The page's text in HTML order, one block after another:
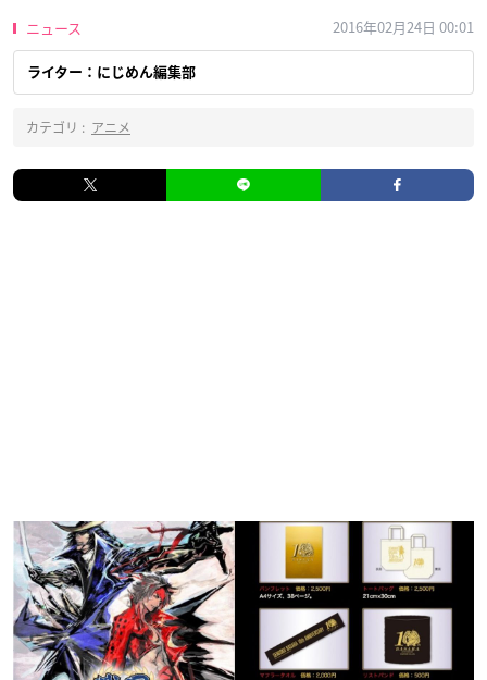
ニュース 2016年02月24日 00:01
ライター：にじめん編集部
カテゴリ : アニメ